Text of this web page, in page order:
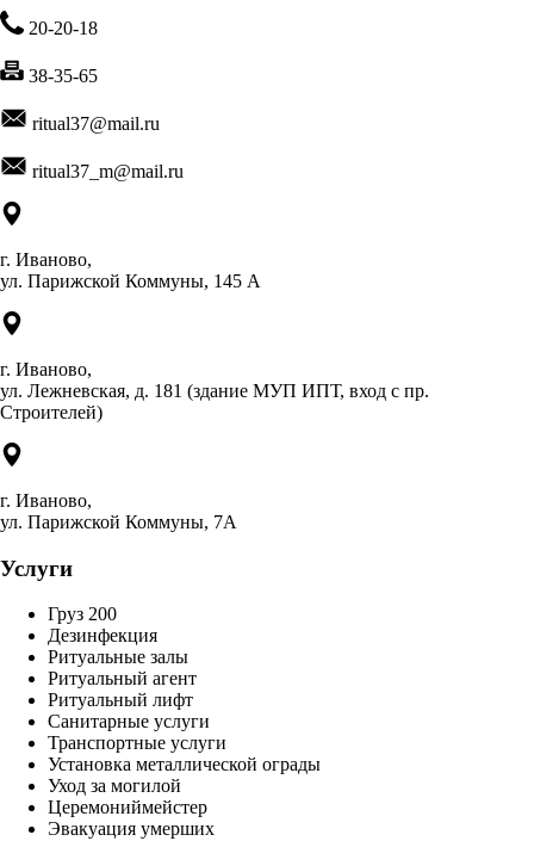
20-20-18
38-35-65
ritual37@mail.ru
ritual37_m@mail.ru
г. Иваново,
ул. Парижской Коммуны, 145 А
г. Иваново,
ул. Лежневская, д. 181 (здание МУП ИПТ, вход с пр.
Строителей)
г. Иваново,
ул. Парижской Коммуны, 7А
Услуги
Груз 200
Дезинфекция
Ритуальные залы
Ритуальный агент
Ритуальный лифт
Санитарные услуги
Транспортные услуги
Установка металлической ограды
Уход за могилой
Церемониймейстер
Эвакуация умерших